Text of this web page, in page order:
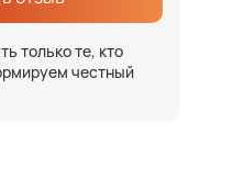
только те, кто
честный